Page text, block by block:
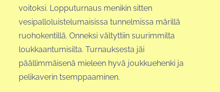
voitoksi. Lopputurnaus menikin sitten
vesipalloluistelumaisissa tunnelmissa märillä
ruohokentillä. Onneksi vältyttiin suurimmilta
loukkaantumisilta. Turnauksesta jäi
päällimmäisenä mieleen hyvä joukkuehenki ja
pelikaverin tsemppaaminen.